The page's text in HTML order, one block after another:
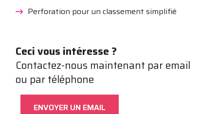
Perforation pour un classement simplifié
Ceci vous intéresse ?
Contactez-nous maintenant par email
ou par téléphone
ENVOYER UN EMAIL